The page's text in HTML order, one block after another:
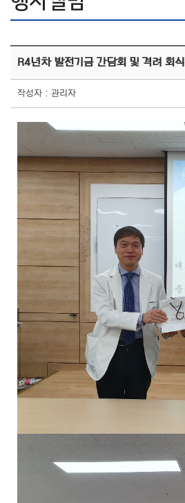
R4년차 발전기금 간담회 및 격려 회식
작성자 : 관리자